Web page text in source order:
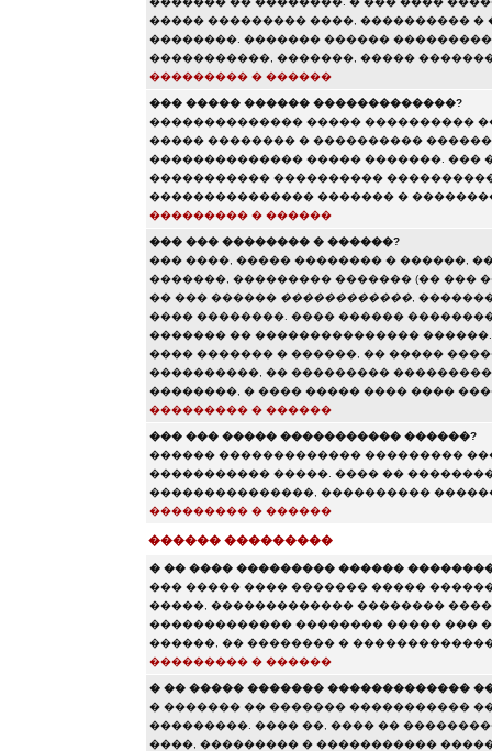
����� ��������� ����, ���������� �
��������. ������� ������
�����������, �������, �����
��������� � ������
��� ����� ������ �������������?
�������������� ����� ����������
����� �������� � ����������
�������������� ����� �������. ���
����������� ����������
��������������� ������� �
��������� � ������
��� ��� �������� � ������?
��� ����, ����� �������� � ������,
�������, ��������� ������� (�� ���
�� ��� ������ ������������,
���� ��������. ���� ������
������� �� ���������������
���� ������� � ������, �� �����
����������, �� ���������
��������, � ���� ����� ���� ����
��������� � ������
��� ��� ����� ����������� ������?
������ ������������� ���������
����������� �����. ���� ��
���������������, ����������
��������� � ������
������ ���������
� �� ���� ��������� ������
��� ����� ���� ������� �����
�����, ������������� ��������
������������� �������� ����� ���
������, �� �������� �
��������� � ������
� �� ����� ������� �������������
� ������� �� ������� �����������
���������. ���� ��, ���� ��
����, ��������� � �����������